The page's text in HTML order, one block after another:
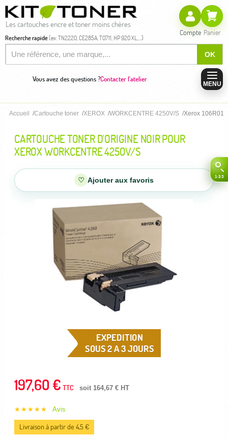
Les cartouches encre et toner moins chères
Recherche rapide(ex: TN2220, CE285A, T0711, HP 920 XL,...)
OK
Compte Panier
Vous avez des questions ?Contacter l'atelier
MENU
Accueil Cartouche toner XEROX WORKCENTRE 4250V/S Xerox
CARTOUCHE TONER D'ORIGINE NOIR POUR
XEROX WORKCENTRE 4250V/S
♡ Ajouter aux favoris
EXPEDITION
SOUS 2 A 3 JOURS
197,60 € TTC soit 164,67 € HT
★★★★★ Avis
Livraison à partir de 4,5 €